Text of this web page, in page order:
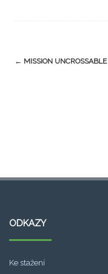
Post
← MISSION UNCROSSABLE
ODKAZY
Ke stažení